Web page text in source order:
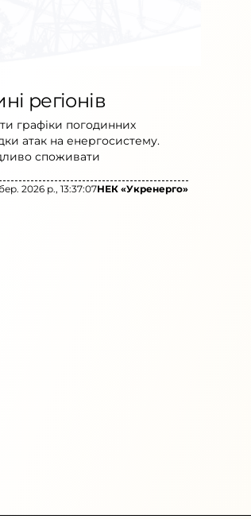
регіонів
графіки погодинних
атак на енергосистему.
споживати
2026 р., 13:37:07НЕК «Укренерго»